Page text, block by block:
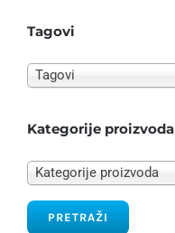
Tagovi
Tagovi
Kategorije proizvoda
Kategorije proizvoda
PRETRAŽI